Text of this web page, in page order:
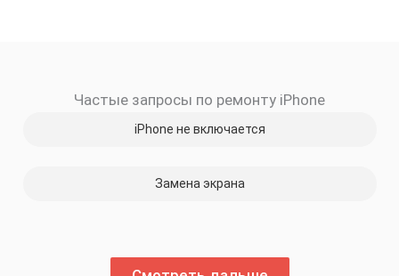
Частые запросы по ремонту iPhone
iPhone не включается
Замена экрана